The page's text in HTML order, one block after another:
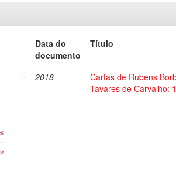
Data do
documento
Título
2018
Cartas de Rubens
Tavares de Carvalho: